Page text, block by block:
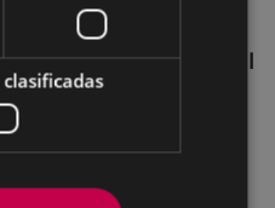
el Pleno Municipal
de 2026